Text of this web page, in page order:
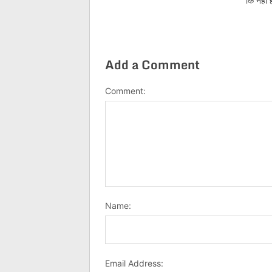
Add a Comment
Comment:
Name:
Email Address: